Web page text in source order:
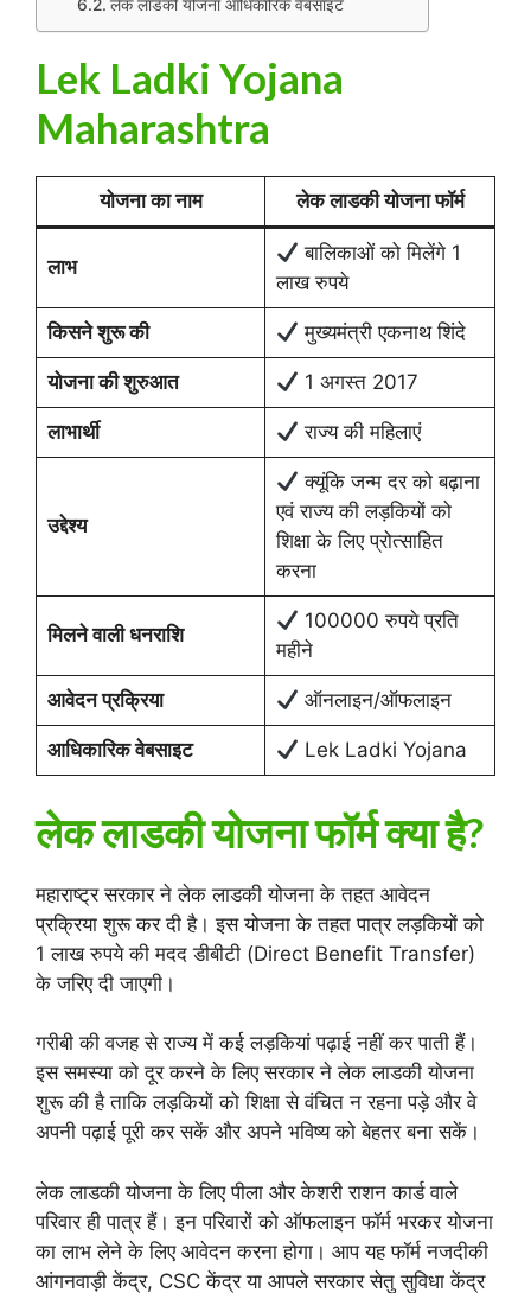
लेक लाडकी योजना आधिकारिक वेबसाइट
Lek Ladki Yojana
Maharashtra
योजना का नाम लेक लाडकी योजना फॉर्म
लाभ
बालिकाओं को मिलेंगे 1
लाख रुपये
किसने शुरू की मुख्यमंत्री एकनाथ शिंदे
योजना की शुरुआत 1 अगस्त 2017
लाभार्थी राज्य की महिलाएं
उद्देश्य
क्यूंकि जन्म दर को बढ़ाना
एवं राज्य की लड़कियों को
शिक्षा के लिए प्रोत्साहित
करना
मिलने वाली धनराशि
100000 रुपये प्रति
महीने
आवेदन प्रक्रिया ऑनलाइन/ऑफलाइन
आधिकारिक वेबसाइट Lek Ladki Yojana
लेक लाडकी योजना फॉर्म क्या है?
महाराष्ट्र सरकार ने लेक लाडकी योजना के तहत आवेदन
प्रक्रिया शुरू कर दी है। इस योजना के तहत पात्र लड़कियों को
1 लाख रुपये की मदद डीबीटी (Direct Benefit Transfer)
के जरिए दी जाएगी।
गरीबी की वजह से राज्य में कई लड़कियां पढ़ाई नहीं कर पाती हैं।
इस समस्या को दूर करने के लिए सरकार ने लेक लाडकी योजना
शुरू की है ताकि लड़कियों को शिक्षा से वंचित न रहना पड़े और वे
अपनी पढ़ाई पूरी कर सकें और अपने भविष्य को बेहतर बना सकें।
लेक लाडकी योजना के लिए पीला और केशरी राशन कार्ड वाले
परिवार ही पात्र हैं। इन परिवारों को ऑफलाइन फॉर्म भरकर योजना
का लाभ लेने के लिए आवेदन करना होगा। आप यह फॉर्म नजदीकी
आंगनवाड़ी केंद्र, CSC केंद्र या आपले सरकार सेतु सुविधा केंद्र